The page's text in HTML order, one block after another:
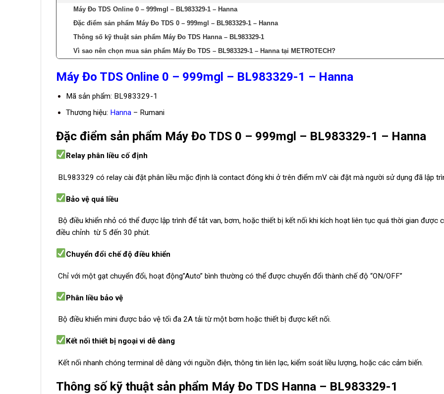
Máy Đo TDS Online 0 – 999mgl – BL983329-1 – Hanna
Đặc điểm sản phẩm Máy Đo TDS 0 – 999mgl – BL983329-1 – Hanna
Thông số kỹ thuật sản phẩm Máy Đo TDS Hanna – BL983329-1
Vì sao nên chọn mua sản phẩm Máy Đo TDS – BL983329-1 – Hanna tại METROTECH?
Máy Đo TDS Online 0 – 999mgl – BL983329-1 – Hanna
Mã sản phẩm: BL983329-1
Thương hiệu: Hanna– Rumani
Đặc điểm sản phẩm Máy Đo TDS 0 – 999mgl – BL983329-1 – Hanna
Relay phân liều cố định
BL983329 có relay cài đặt phân liều mặc định là contact đóng khi ở trên điểm mV cài đặt mà người sử dụng đã lập
Bảo vệ quá liều
Bộ điều khiển nhỏ có thể được lập trình để tắt van, bơm, hoặc thiết bị kết nối khi kích hoạt liên tục quá thời gian được
điều chỉnh từ 5 đến 30 phút.
Chuyển đổi chế độ điều khiển
Chỉ với một gạt chuyển đổi, hoạt động”Auto” bình thường có thể được chuyển đổi thành chế độ “ON/OFF”
Phân liều bảo vệ
Bộ điều khiển mini được bảo vệ tối đa 2A tải từ một bơm hoặc thiết bị được kết nối.
Kết nối thiết bị ngoại vi dễ dàng
Kết nối nhanh chóng terminal dễ dàng với nguồn điện, thông tin liên lạc, kiểm soát liều lượng, hoặc các cảm biến.
Thông số kỹ thuật sản phẩm Máy Đo TDS Hanna – BL983329-1